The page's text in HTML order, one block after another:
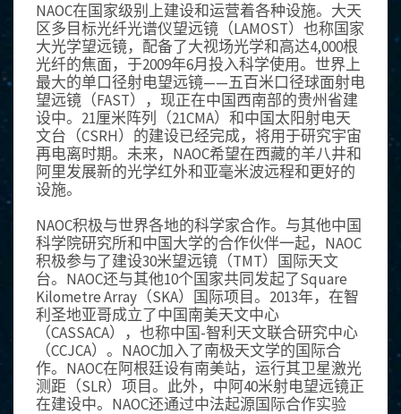
NAOC在国家级别上建设和运营着各种设施。大天
区多目标光纤光谱仪望远镜（LAMOST）也称国家
大光学望远镜，配备了大视场光学和高达4,000根
光纤的焦面，于2009年6月投入科学使用。世界上
最大的单口径射电望远镜——五百米口径球面射电
望远镜（FAST），现正在中国西南部的贵州省建
设中。21厘米阵列（21CMA）和中国太阳射电天
文台（CSRH）的建设已经完成，将用于研究宇宙
再电离时期。未来，NAOC希望在西藏的羊八井和
阿里发展新的光学红外和亚毫米波远程和更好的
设施。
NAOC积极与世界各地的科学家合作。与其他中国
科学院研究所和中国大学的合作伙伴一起，NAOC
积极参与了建设30米望远镜（TMT）国际天文
台。NAOC还与其他10个国家共同发起了Square
Kilometre Array（SKA）国际项目。2013年，在智
利圣地亚哥成立了中国南美天文中心
（CASSACA），也称中国-智利天文联合研究中心
（CCJCA）。NAOC加入了南极天文学的国际合
作。NAOC在阿根廷设有南美站，运行其卫星激光
测距（SLR）项目。此外，中阿40米射电望远镜正
在建设中。NAOC还通过中法起源国际合作实验